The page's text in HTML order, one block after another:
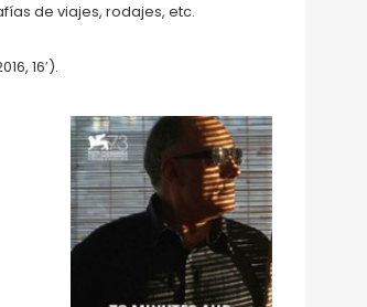
de viajes, rodajes, etc.
16′).